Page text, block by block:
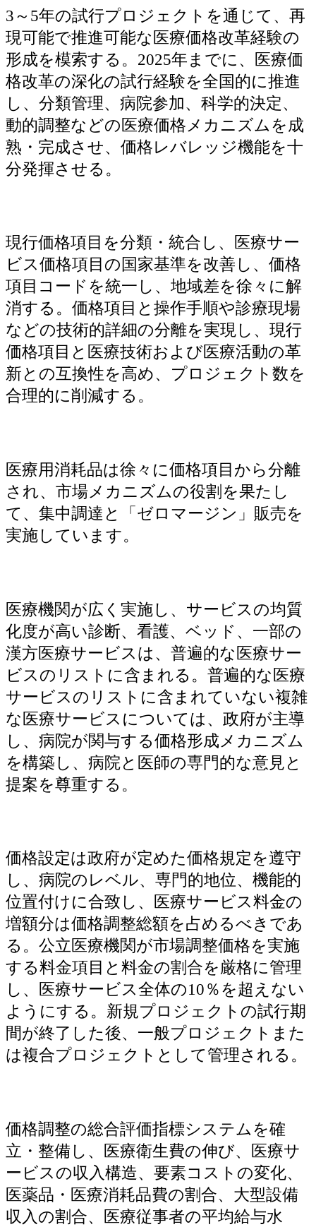
3～5年の試行プロジェクトを通じて、再
現可能で推進可能な医療価格改革経験の
形成を模索する。2025年までに、医療価
格改革の深化の試行経験を全国的に推進
し、分類管理、病院参加、科学的決定、
動的調整などの医療価格メカニズムを成
熟・完成させ、価格レバレッジ機能を十
分発揮させる。
現行価格項目を分類・統合し、医療サー
ビス価格項目の国家基準を改善し、価格
項目コードを統一し、地域差を徐々に解
消する。価格項目と操作手順や診療現場
などの技術的詳細の分離を実現し、現行
価格項目と医療技術および医療活動の革
新との互換性を高め、プロジェクト数を
合理的に削減する。
医療用消耗品は徐々に価格項目から分離
され、市場メカニズムの役割を果たし
て、集中調達と「ゼロマージン」販売を
実施しています。
医療機関が広く実施し、サービスの均質
化度が高い診断、看護、ベッド、一部の
漢方医療サービスは、普遍的な医療サー
ビスのリストに含まれる。普遍的な医療
サービスのリストに含まれていない複雑
な医療サービスについては、政府が主導
し、病院が関与する価格形成メカニズム
を構築し、病院と医師の専門的な意見と
提案を尊重する。
価格設定は政府が定めた価格規定を遵守
し、病院のレベル、専門的地位、機能的
位置付けに合致し、医療サービス料金の
増額分は価格調整総額を占めるべきであ
る。公立医療機関が市場調整価格を実施
する料金項目と料金の割合を厳格に管理
し、医療サービス全体の10％を超えない
ようにする。新規プロジェクトの試行期
間が終了した後、一般プロジェクトまた
は複合プロジェクトとして管理される。
価格調整の総合評価指標システムを確
立・整備し、医療衛生費の伸び、医療サ
ービスの収入構造、要素コストの変化、
医薬品・医療消耗品費の割合、大型設備
収入の割合、医療従事者の平均給与水